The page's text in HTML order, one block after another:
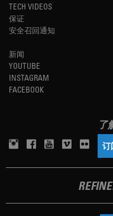
TECH VIDEOS
保证
安全召回通知
新闻
YOUTUBE
INSTAGRAM
FACEBOOK
了
订